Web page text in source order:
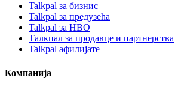
Talkpal за бизнис
Talkpal за предузећа
Talkpal за НВО
Талкпал за продавце и партнерства
Talkpal афилијате
Компанија